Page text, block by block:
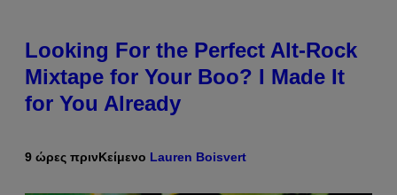
Looking For the Perfect Alt-Rock
Mixtape for Your Boo? I Made It
for You Already
9 ώρες πρινΚείμενο Lauren Boisvert